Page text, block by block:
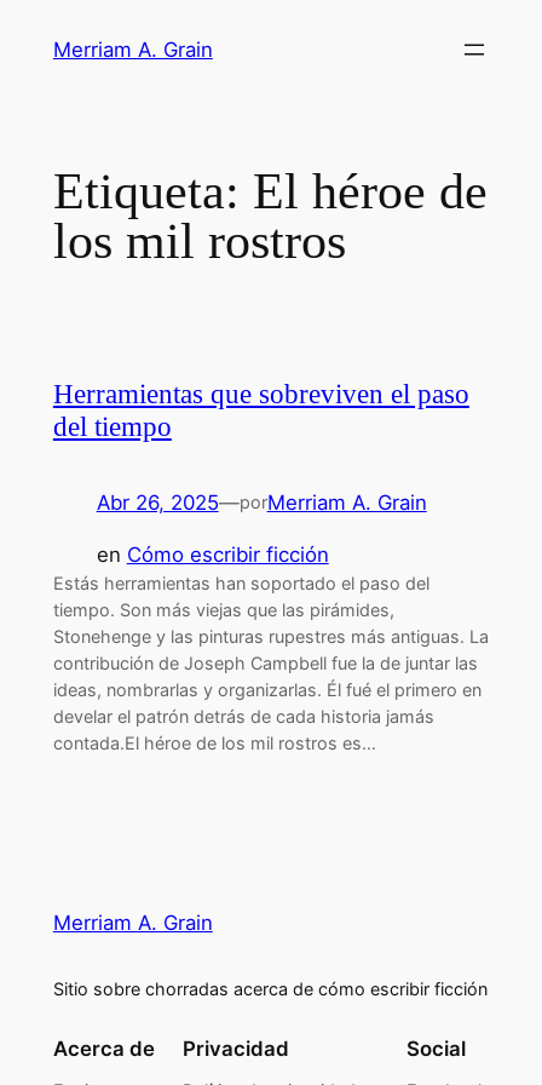
Merriam A. Grain
Etiqueta: El héroe de
los mil rostros
Herramientas que sobreviven el paso
del tiempo
Abr 26, 2025—porMerriam A. Grain
en Cómo escribir ficción
Estás herramientas han soportado el paso del
tiempo. Son más viejas que las pirámides,
Stonehenge y las pinturas rupestres más antiguas. La
contribución de Joseph Campbell fue la de juntar las
ideas, nombrarlas y organizarlas. Él fué el primero en
develar el patrón detrás de cada historia jamás
contada.El héroe de los mil rostros es…
Merriam A. Grain
Sitio sobre chorradas acerca de cómo escribir ficción
Acerca de Privacidad Social